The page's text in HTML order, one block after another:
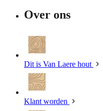
Over ons
Dit is Van Laere hout
Klant worden